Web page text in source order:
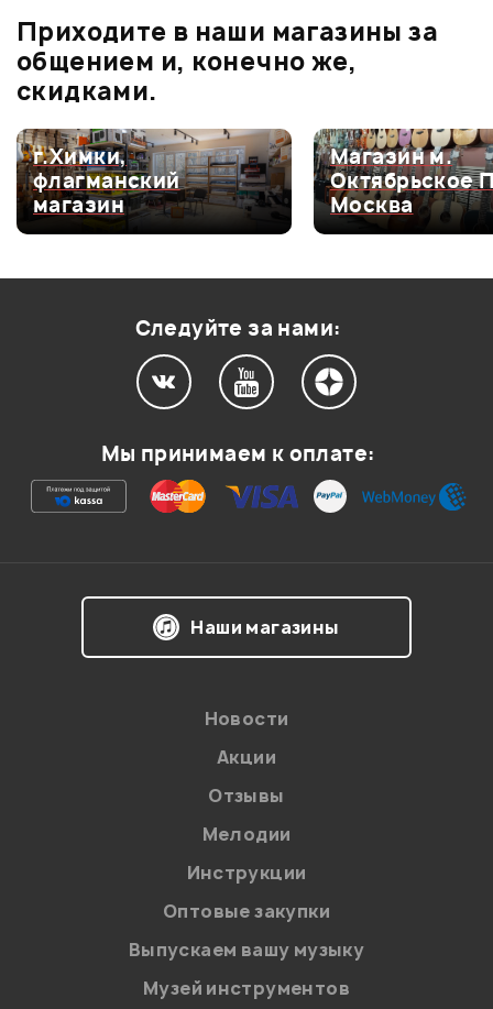
0.0
Оценка5
0
Оценка4
0
Оценка3
0
Ваша оценка:
на обработку персональных данных в
Политикой в отношении обработки
персональных данных.
Введите проверочное число:
Приходите в наши магазины за
общением и, конечно же,
скидками.
г.Химки,
флагманский
магазин
Магазин м.
Октябрьское
Москва
Следуйте за нами:
Мы принимаем к оплате:
Наши магазины
Новости
Акции
Отзывы
Мелодии
Инструкции
Оптовые закупки
Выпускаем вашу музыку
Музей инструментов